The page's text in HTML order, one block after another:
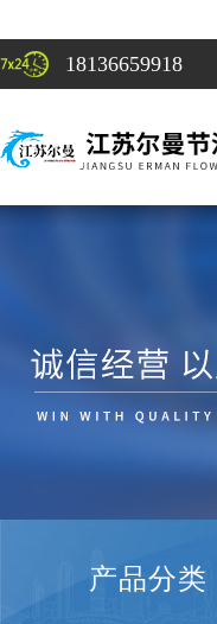
18136659918
产品分类